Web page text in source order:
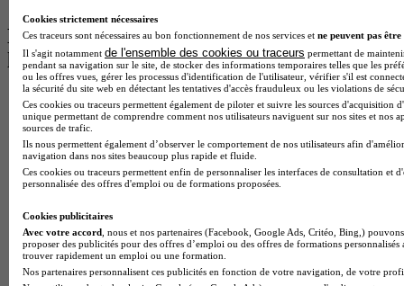
Les intitulés de diplôme par alternance
les plus recherchés
BTS Esf en alternance
BTS Dietetique en alternance
BTS Mco en alternance
BTS Pi en alternance
BTS Sp3s en alternance
Master CCA en alternance
BTS Sam en alternance
Cap Fleuriste en alternance
BTS Sio en alternance
MSc Marketing Digital en alternance
BTS Gpme en alternance
Cookies strictement nécessaires
Ces traceurs sont nécessaires au bon fonctionnement de nos services et ne peuvent pas être
Il s'agit notamment de l'ensemble des cookies ou traceurs permettant de
pendant sa navigation sur le site, de stocker des informations temporaires telles que les
ou les offres vues, gérer les processus d'identification de l'utilisateur, vérifier s'il est
la sécurité du site web en détectant les tentatives d'accès frauduleux ou les violations de
Ces cookies ou traceurs permettent également de piloter et suivre les sources d'acquisition
unique permettant de comprendre comment nos utilisateurs naviguent sur nos sites et nos
sources de trafic.
Ils nous permettent également d’observer le comportement de nos utilisateurs afin
navigation dans nos sites beaucoup plus rapide et fluide.
Ces cookies ou traceurs permettent enfin de personnaliser les interfaces de consultation et
personnalisée des offres d'emploi ou de formations proposées.
Cookies publicitaires
Avec votre accord , nous et nos partenaires (Facebook, Google Ads, Critéo, Bing,)
proposer des publicités pour des offres d’emploi ou des offres de formations
trouver rapidement un emploi ou une formation.
Nos partenaires personnalisent ces publicités en fonction de votre navigation, de votre